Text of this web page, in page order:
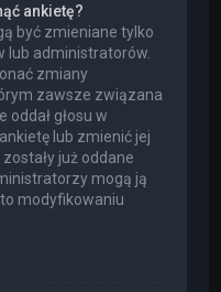
ankietę?
być zmieniane tylko
lub administratorów.
zmiany
zawsze związana
głosu w
lub zmienić jej
już oddane
mogą ją
modyfikowaniu